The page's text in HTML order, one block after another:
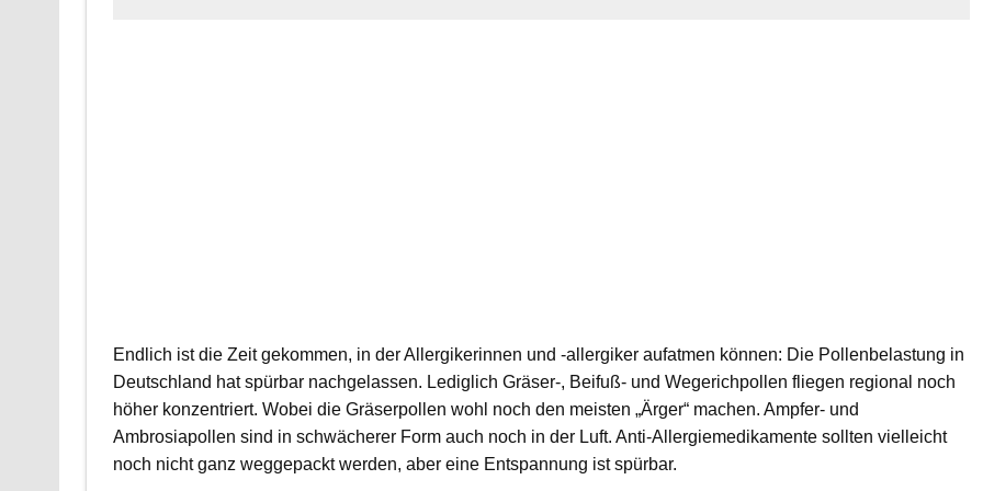
Endlich ist die Zeit gekommen, in der Allergikerinnen und -allergiker aufatmen können: Die Pollenbelastung in
Deutschland hat spürbar nachgelassen. Lediglich Gräser-, Beifuß- und Wegerichpollen fliegen regional noch
höher konzentriert. Wobei die Gräserpollen wohl noch den meisten „Ärger“ machen. Ampfer- und
Ambrosiapollen sind in schwächerer Form auch noch in der Luft. Anti-Allergiemedikamente sollten vielleicht
noch nicht ganz weggepackt werden, aber eine Entspannung ist spürbar.